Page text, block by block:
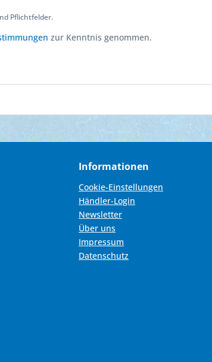
Pflichtfelder.
zur Kenntnis genommen.
Informationen
Cookie-Einstellungen
Händler-Login
Newsletter
Über uns
Impressum
Datenschutz